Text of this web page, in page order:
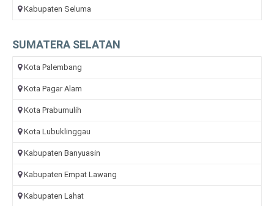
Kabupaten Seluma
SUMATERA SELATAN
Kota Palembang
Kota Pagar Alam
Kota Prabumulih
Kota Lubuklinggau
Kabupaten Banyuasin
Kabupaten Empat Lawang
Kabupaten Lahat